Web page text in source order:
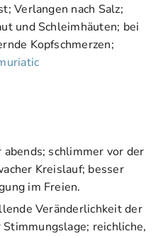
Verlangen nach Salz;
und Schleimhäuten; bei
Kopfschmerzen;
schlimmer vor der
Kreislauf; besser
im Freien.
Veränderlichkeit der
reichliche,